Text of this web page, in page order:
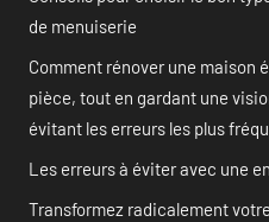
de menuiserie
Comment rénover une maison
pièce, tout en gardant une
évitant les erreurs les plus
Les erreurs à éviter avec une
Transformez radicalement